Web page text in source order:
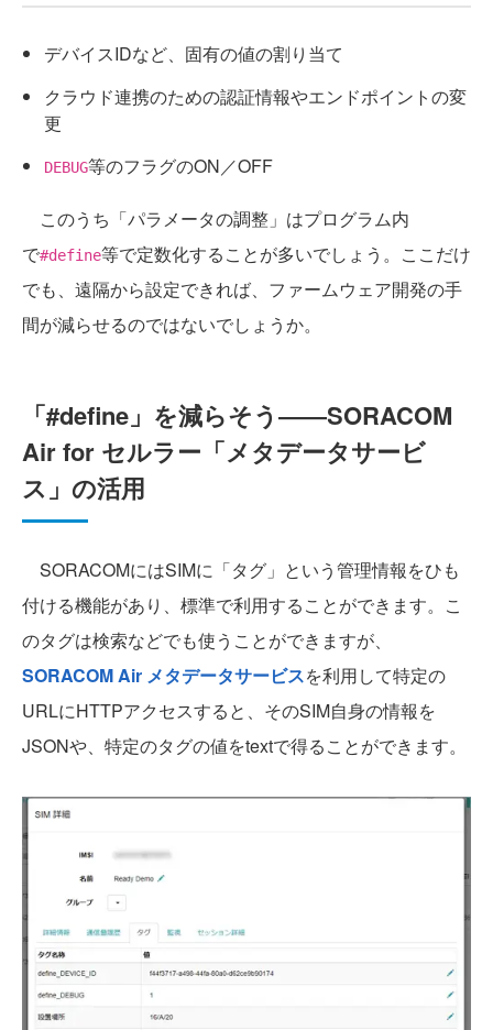
デバイスIDなど、固有の値の割り当て
クラウド連携のための認証情報やエンドポイントの変
更
DEBUG等のフラグのON／OFF
このうち「パラメータの調整」はプログラム内
で#define等で定数化することが多いでしょう。ここだけ
でも、遠隔から設定できれば、ファームウェア開発の手
間が減らせるのではないでしょうか。
「#define」を減らそう――SORACOM
Air for セルラー「メタデータサービ
ス」の活用
SORACOMにはSIMに「タグ」という管理情報をひも
付ける機能があり、標準で利用することができます。こ
のタグは検索などでも使うことができますが、
SORACOM Air メタデータサービスを利用して特定の
URLにHTTPアクセスすると、そのSIM自身の情報を
JSONや、特定のタグの値をtextで得ることができます。